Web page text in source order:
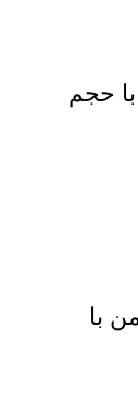
ادوتویلت مردانه النترا مدل VIP با حجم
با